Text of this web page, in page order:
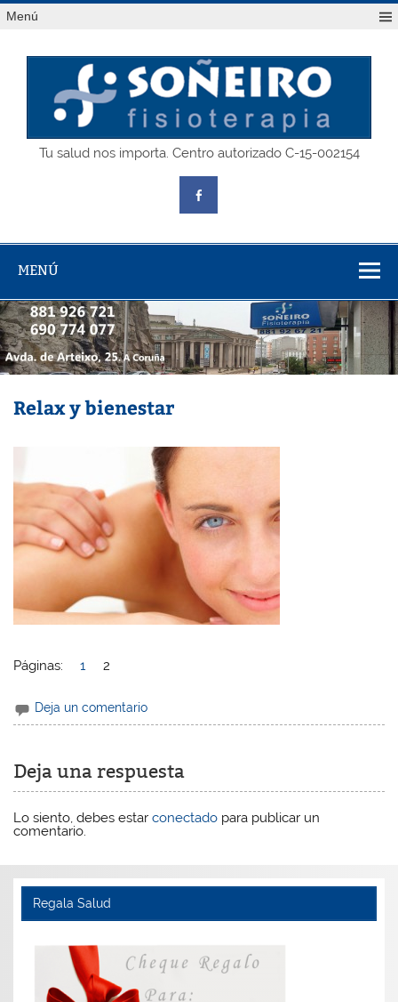
Saltar
alMenú
SOÑEIRO
Tu salud nos importa. Centro autorizado C-15-002154
MENÚ
Relax y bienestar
Páginas:1 2
Deja un comentario
Deja una respuesta
Lo siento, debes estarconectado para publicar un
comentario.
Regala Salud